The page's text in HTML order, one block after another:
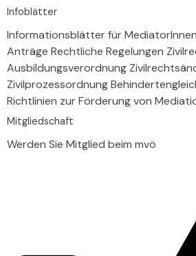
Infoblätter
Informationsblätter für
Anträge Rechtliche Regelungen
Ausbildungsverordnung
Zivilprozessordnung
Richtlinien zur Förderung von
Mitgliedschaft
Werden Sie Mitglied beim mvö